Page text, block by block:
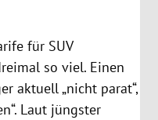
für SUV
so viel. Einen
aktuell „nicht parat“,
Laut jüngster